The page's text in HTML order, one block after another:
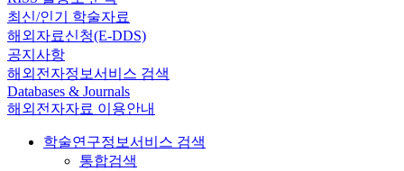
최신/인기 학술자료
해외자료신청(E-DDS)
공지사항
해외전자정보서비스 검색
Databases & Journals
해외전자자료 이용안내
학술연구정보서비스 검색
통합검색